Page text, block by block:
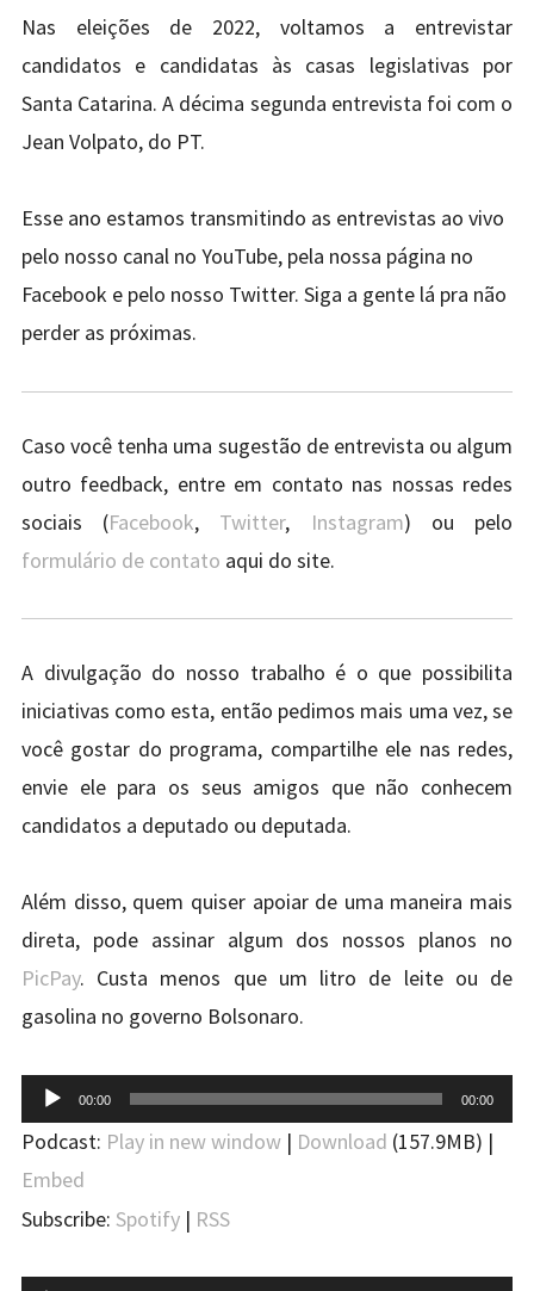
Nas eleições de 2022, voltamos a entrevistar
candidatos e candidatas às casas legislativas por
Santa Catarina. A décima segunda entrevista foi com o
Jean Volpato, do PT.
Esse ano estamos transmitindo as entrevistas ao vivo
pelo nosso canal no YouTube, pela nossa página no
Facebook e pelo nosso Twitter. Siga a gente lá pra não
perder as próximas.
Caso você tenha uma sugestão de entrevista ou algum
outro feedback, entre em contato nas nossas redes
sociais (Facebook, Twitter, Instagram) ou pelo
formulário de contato aqui do site.
A divulgação do nosso trabalho é o que possibilita
iniciativas como esta, então pedimos mais uma vez, se
você gostar do programa, compartilhe ele nas redes,
envie ele para os seus amigos que não conhecem
candidatos a deputado ou deputada.
Além disso, quem quiser apoiar de uma maneira mais
direta, pode assinar algum dos nossos planos no
PicPay. Custa menos que um litro de leite ou de
gasolina no governo Bolsonaro.
Tocador
de
áudio
00:00 00:00
Podcast: Play in new window| Download (157.9MB) |
Embed
Subscribe: Spotify| RSS